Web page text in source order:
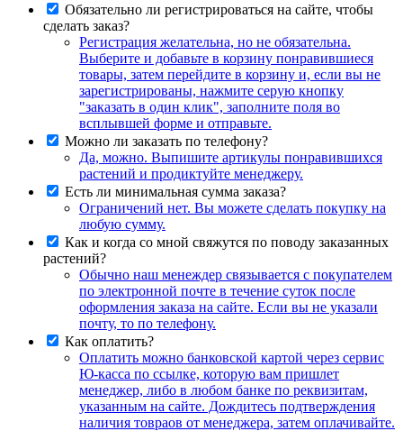
Обязательно ли регистрироваться на сайте, чтобы
сделать заказ?
Регистрация желательна, но не обязательна.
Выберите и добавьте в корзину понравившиеся
товары, затем перейдите в корзину и, если вы не
зарегистрированы, нажмите серую кнопку
"заказать в один клик", заполните поля во
всплывшей форме и отправьте.
Можно ли заказать по телефону?
Да, можно. Выпишите артикулы понравившихся
растений и продиктуйте менеджеру.
Есть ли минимальная сумма заказа?
Ограничений нет. Вы можете сделать покупку на
любую сумму.
Как и когда со мной свяжутся по поводу заказанных
растений?
Обычно наш менеждер связывается с покупателем
по электронной почте в течение суток после
оформления заказа на сайте. Если вы не указали
почту, то по телефону.
Как оплатить?
Оплатить можно банковской картой через сервис
Ю-касса по ссылке, которую вам пришлет
менеджер, либо в любом банке по реквизитам,
указанным на сайте. Дождитесь подтверждения
наличия товраов от менеджера, затем оплачивайте.